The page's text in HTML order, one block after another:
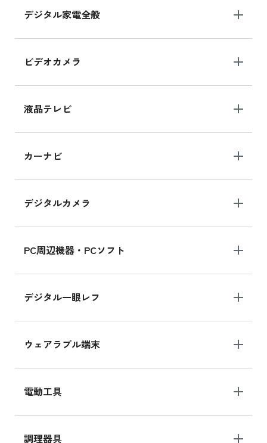
デジタル家電全般
ビデオカメラ
液晶テレビ
カーナビ
デジタルカメラ
PC周辺機器・PCソフト
デジタル一眼レフ
ウェアラブル端末
電動工具
調理器具
iPad Air 11インチ シリーズ
iPad Air 11インチ の新品買取価格
iPhone 15 128GB シリーズ
iPhone 15 128GB の新品買取価格
MK2K3J/Aの新品買取価格はこちら